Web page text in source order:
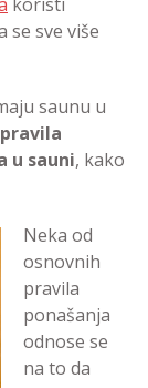
se sve više
saunu u
u sauni, kako
Neka od
osnovnih
pravila
ponašanja
odnose se
na to da